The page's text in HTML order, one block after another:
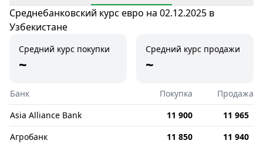
Среднебанковский курс евро на 02.12.2025 в
Узбекистане
Средний курс покупки
~
Средний курс продажи
~
Банк Покупка
Продажа
Asia Alliance Bank
11 900
11 965
Агробанк
11 850
11 940